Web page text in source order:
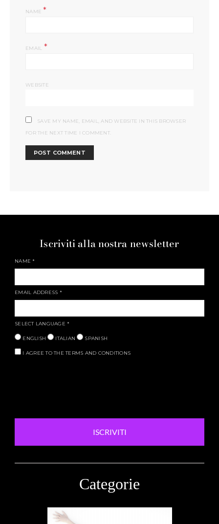
NAME *
EMAIL *
WEBSITE
SAVE MY NAME, EMAIL, AND WEBSITE IN THIS BROWSER
FOR THE NEXT TIME I COMMENT.
Iscriviti alla nostra newsletter
NAME*
EMAIL ADDRESS *
SELECT LANGUAGE *
ENGLISH ITALIAN SPANISH
I AGREE TO THE TERMS AND CONDITIONS
ISCRIVITI
Categorie